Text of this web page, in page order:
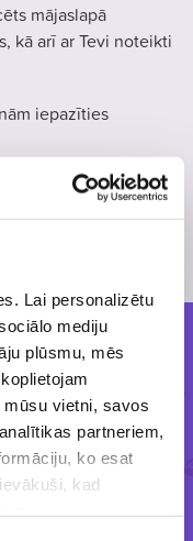
Lai personalizētu
mediju
plūsmu, mēs
vietni, savos
partneriem,
ko esat
kad
mājaslapā
kā arī ar Tevi noteikti
iepazīties
loterijās
IZSNIEDZĀM
4 545 864
vērtas balvas